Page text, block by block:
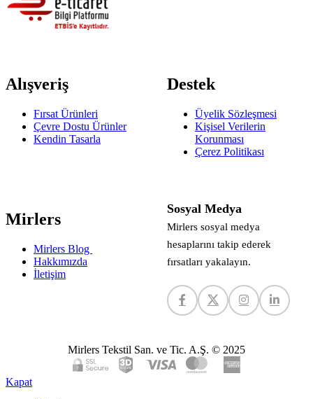
Alışveriş
Fırsat Ürünleri
Çevre Dostu Ürünler
Kendin Tasarla
Destek
Üyelik Sözleşmesi
Kişisel Verilerin
Korunması
Çerez Politikası
Mirlers
Mirlers Blog
Hakkımızda
İletişim
Sosyal Medya
Mirlers sosyal medya
hesaplarını takip ederek
fırsatları yakalayın.
Mirlers Tekstil San. ve Tic. A.Ş. © 2025
Kapat